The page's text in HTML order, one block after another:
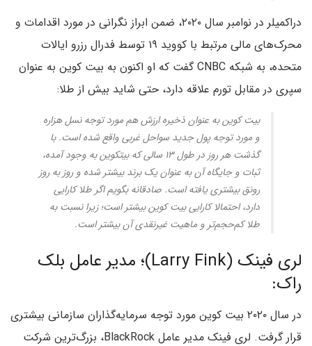
دراکمیلر در نوامبر سال ۲۰۲۰، ضمن ابراز نگرانی در مورد اقدامات و
محرک‌های مالی مرتبط با کووید ۱۹ توسط فدرال رزرو ایالات
متحده، به شبکه CNBC گفت که او اکنون به بیت کوین به عنوان
سپری در مقابل تورم علاقه دارد، حتی شاید بیش از طلا:
بیت کوین به عنوان ذخیره ارزش هم مورد توجه نسل هزاره
و مورد توجه پول جدید سواحل غربی واقع شده است. با
گذشت هر روز در طول ۱۳ سالی که بیتکوین به وجود آمده،
ثبات و جایگاه آن به عنوان یک برند بیشتر شده و روز به روز
رونق بیشتری یافته است. صادقانه بگویم اگر طلا کارایی
دارد، احتمالا کارایی بیت کوین بیشتر است؛ زیرا نسبت به
طلا کم‌حجم‌تر و ماهیت غیرنقدی آن بیشتر است.
لری فینک (Larry Fink)؛ مدیر عامل بلک
راک:
در سال ۲۰۲۰ بیت کوین مورد توجه سرمایه‌گذاران سازمانی بیشتری
قرار گرفت. لری فینک مدیر عامل BlackRock، بزرگ‌ترین شرکت